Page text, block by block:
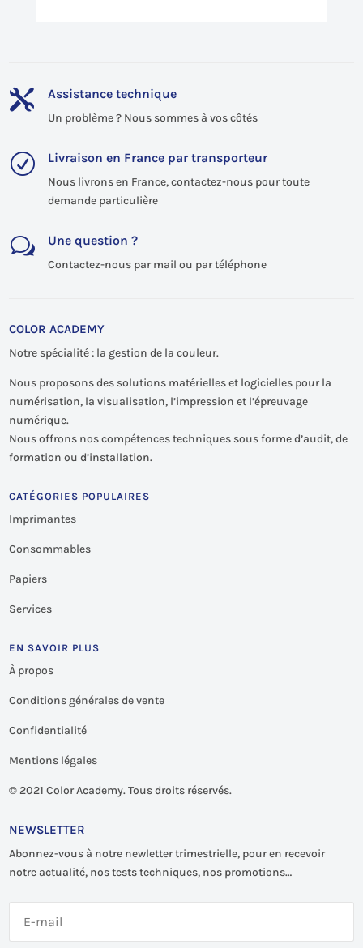
 Assistance technique
Un problème ? Nous sommes à vos côtés
R Livraison en France par transporteur
Nous livrons en France, contactez-nous pour toute
demande particulière
w Une question ?
Contactez-nous par mail ou par téléphone
COLOR ACADEMY
Notre spécialité : la gestion de la couleur.
Nous proposons des solutions matérielles et logicielles pour la
numérisation, la visualisation, l’impression et l’épreuvage
numérique.
Nous offrons nos compétences techniques sous forme d’audit, de
formation ou d’installation.
CATÉGORIES POPULAIRES
Imprimantes
Consommables
Papiers
Services
EN SAVOIR PLUS
À propos
Conditions générales de vente
Confidentialité
Mentions légales
© 2021 Color Academy. Tous droits réservés.
NEWSLETTER
Abonnez-vous à notre newletter trimestrielle, pour en recevoir
notre actualité, nos tests techniques, nos promotions…